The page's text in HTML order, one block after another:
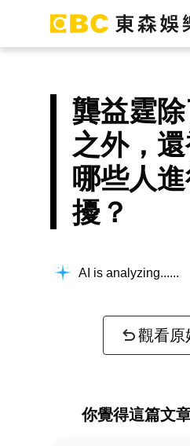
龔益霆
之外，
哪些人
擾？
AI is analyzing...
觀看原
你覺得這篇文